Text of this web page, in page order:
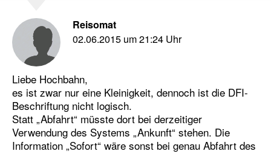
Reisomat
02.06.2015 um 21:24 Uhr
Liebe Hochbahn,
es ist zwar nur eine Kleinigkeit, dennoch ist die DFI-
Beschriftung nicht logisch.
Statt „Abfahrt“ müsste dort bei derzeitiger
Verwendung des Systems „Ankunft“ stehen. Die
Information „Sofort“ wäre sonst bei genau Abfahrt des